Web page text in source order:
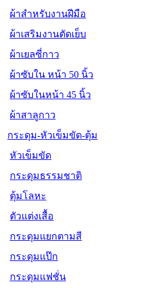
ผ้าสำหรับงานฝีมือ
ผ้าเสริมงานตัดเย็บ
ผ้าเยลซี่กาว
ผ้าซับใน หน้า 50 นิ้ว
ผ้าซับในหน้า 45 นิ้ว
ผ้าสาลูกาว
กระดุม-หัวเข็มขัด-ตุ้ม
หัวเข็มขัด
กระดุมธรรมชาติ
ตุ้มโลหะ
ตัวแต่งเสื้อ
กระดุมแยกตามสี
กระดุมแป๊ก
กระดุมแฟชั่น